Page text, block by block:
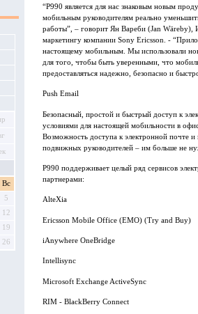
Вс
5
12
19
26
“P990 является для нас знаковым новым
мобильным руководителям реально
работы”, – говорит Ян Вареби (Jan Wäreby),
маркетингу компании Sony Ericsson. -
настоящему мобильным. Мы использовали
для того, чтобы быть уверенными, что
предоставляться надежно, безопасно и
Push Email
Безопасный, простой и быстрый доступ к
условиями для настоящей мобильности в
Возможность доступа к электронной почте
подвижных руководителей – им больше не
P990 поддерживает целый ряд сервисов
партнерами:
AlteXia
Ericsson Mobile Office (EMO) (Try and Buy)
iAnywhere OneBridge
Intellisync
Microsoft Exchange ActiveSync
RIM - BlackBerry Connect